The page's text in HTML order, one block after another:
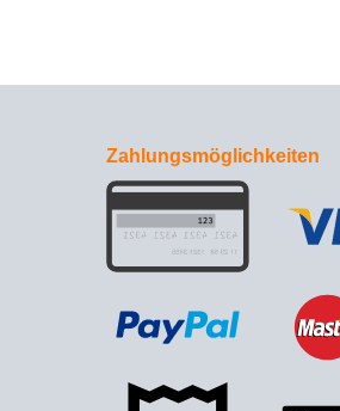
Zahlungsmöglichkeiten